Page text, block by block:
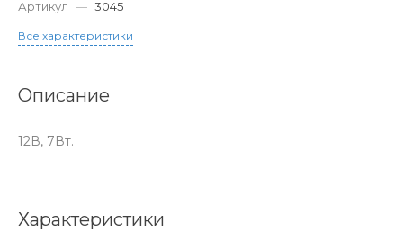
Артикул — 3045
Все характеристики
Описание
12В, 7Вт.
Характеристики